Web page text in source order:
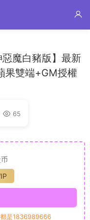
魔白豬版】最新
果雙端+GM授權
65
是1836989666